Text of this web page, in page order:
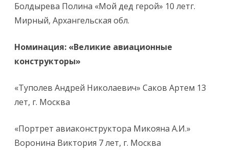
Болдырева Полина «Мой дед герой» 10 летг.
Мирный, Архангельская обл.
Номинация: «Великие авиационные
конструкторы»
«Туполев Андрей Николаевич» Саков Артем 13
лет, г. Москва
«Портрет авиаконструктора Микояна А.И.»
Воронина Виктория 7 лет, г. Москва